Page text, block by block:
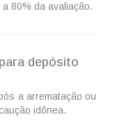
80% da avaliação.
depósito
a arrematação ou
idônea.